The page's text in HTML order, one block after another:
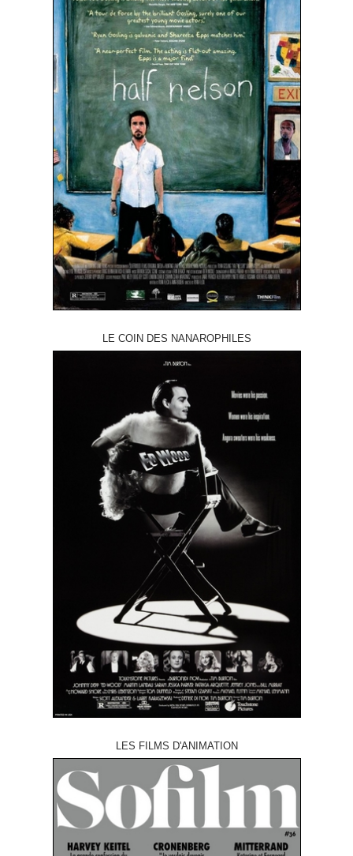
LE COIN DES NANAROPHILES
LES FILMS D'ANIMATION